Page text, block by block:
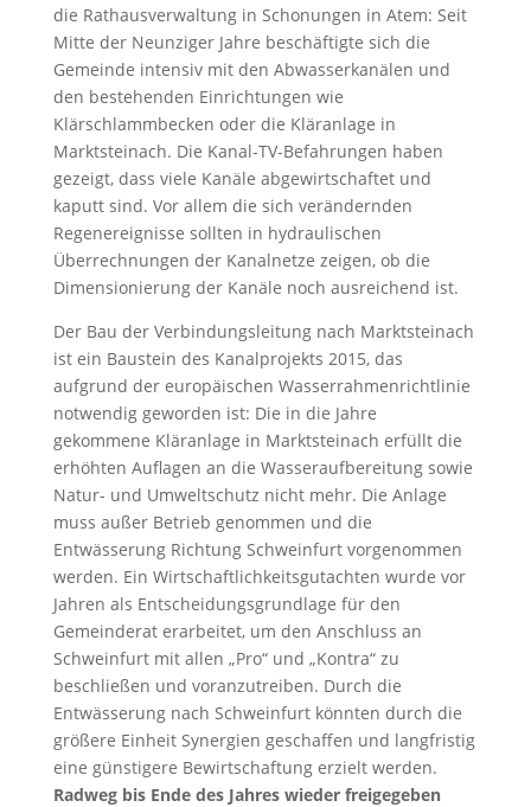
die Rathausverwaltung in Schonungen in Atem: Seit
Mitte der Neunziger Jahre beschäftigte sich die
Gemeinde intensiv mit den Abwasserkanälen und
den bestehenden Einrichtungen wie
Klärschlammbecken oder die Kläranlage in
Marktsteinach. Die Kanal-TV-Befahrungen haben
gezeigt, dass viele Kanäle abgewirtschaftet und
kaputt sind. Vor allem die sich verändernden
Regenereignisse sollten in hydraulischen
Überrechnungen der Kanalnetze zeigen, ob die
Dimensionierung der Kanäle noch ausreichend ist.
Der Bau der Verbindungsleitung nach Marktsteinach
ist ein Baustein des Kanalprojekts 2015, das
aufgrund der europäischen Wasserrahmenrichtlinie
notwendig geworden ist: Die in die Jahre
gekommene Kläranlage in Marktsteinach erfüllt die
erhöhten Auflagen an die Wasseraufbereitung sowie
Natur- und Umweltschutz nicht mehr. Die Anlage
muss außer Betrieb genommen und die
Entwässerung Richtung Schweinfurt vorgenommen
werden. Ein Wirtschaftlichkeitsgutachten wurde vor
Jahren als Entscheidungsgrundlage für den
Gemeinderat erarbeitet, um den Anschluss an
Schweinfurt mit allen „Pro“ und „Kontra“ zu
beschließen und voranzutreiben. Durch die
Entwässerung nach Schweinfurt könnten durch die
größere Einheit Synergien geschaffen und langfristig
eine günstigere Bewirtschaftung erzielt werden.
Radweg bis Ende des Jahres wieder freigegeben